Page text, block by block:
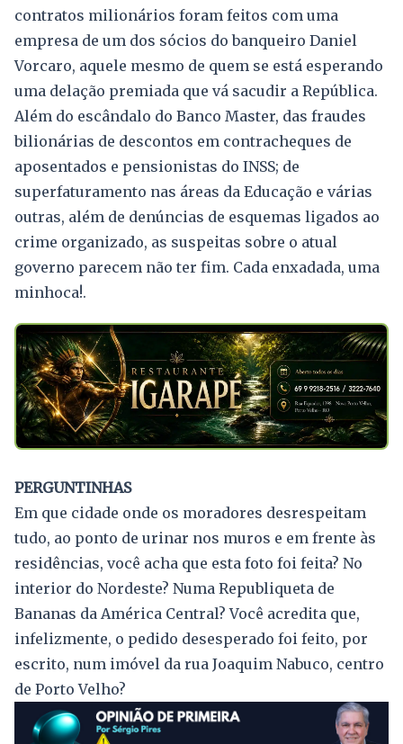
contratos milionários foram feitos com uma
empresa de um dos sócios do banqueiro Daniel
Vorcaro, aquele mesmo de quem se está esperando
uma delação premiada que vá sacudir a República.
Além do escândalo do Banco Master, das fraudes
bilionárias de descontos em contracheques de
aposentados e pensionistas do INSS; de
superfaturamento nas áreas da Educação e várias
outras, além de denúncias de esquemas ligados ao
crime organizado, as suspeitas sobre o atual
governo parecem não ter fim. Cada enxadada, uma
minhoca!.
PERGUNTINHAS
Em que cidade onde os moradores desrespeitam
tudo, ao ponto de urinar nos muros e em frente às
residências, você acha que esta foto foi feita? No
interior do Nordeste? Numa Republiqueta de
Bananas da América Central? Você acredita que,
infelizmente, o pedido desesperado foi feito, por
escrito, num imóvel da rua Joaquim Nabuco, centro
de Porto Velho?